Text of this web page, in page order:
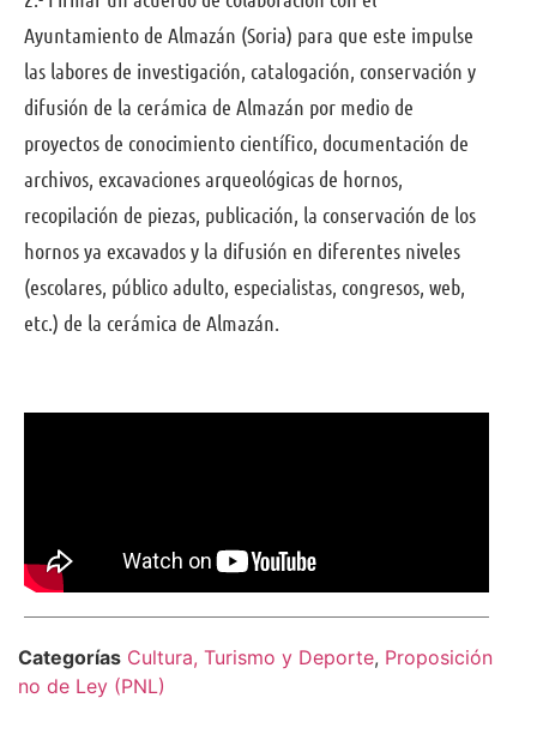
Ayuntamiento de Almazán (Soria) para que este impulse
las labores de investigación, catalogación, conservación y
difusión de la cerámica de Almazán por medio de
proyectos de conocimiento científico, documentación de
archivos, excavaciones arqueológicas de hornos,
recopilación de piezas, publicación, la conservación de los
hornos ya excavados y la difusión en diferentes niveles
(escolares, público adulto, especialistas, congresos, web,
etc.) de la cerámica de Almazán.
Comparte
Categorías Cultura, Turismo y Deporte, Proposición
no de Ley (PNL)